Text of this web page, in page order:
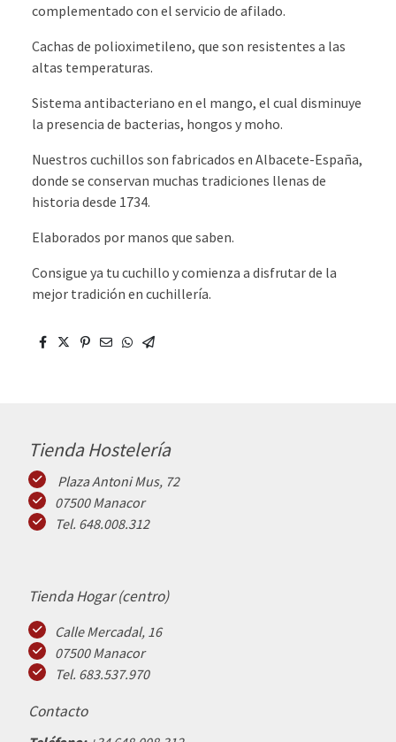
complementado con el servicio de afilado.
Cachas de polioximetileno, que son resistentes a las
altas temperaturas.
Sistema antibacteriano en el mango, el cual disminuye
la presencia de bacterias, hongos y moho.
Nuestros cuchillos son fabricados en Albacete-España,
donde se conservan muchas tradiciones llenas de
historia desde 1734.
Elaborados por manos que saben.
​Consigue ya tu cuchillo y comienza a disfrutar de la
mejor tradición en cuchillería.
Tienda Hostelería
Plaza Antoni Mus, 72
07500 Manacor
Tel. 648.008.312
Tienda Hogar (centro)
Calle Mercadal, 16
07500 Manacor
Tel. 683.537.970
Contacto